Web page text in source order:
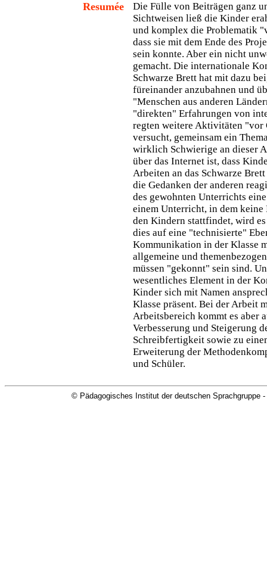
Resumée
Die Fülle von Beiträgen ganz
Sichtweisen ließ die Kinder
und komplex die Problematik
dass sie mit dem Ende des
sein konnte. Aber ein nicht
gemacht. Die internationale
Schwarze Brett hat mit dazu
füreinander anzubahnen und
"Menschen aus anderen
"direkten" Erfahrungen von
regten weitere Aktivitäten "vor
versucht, gemeinsam ein
wirklich Schwierige an dieser
über das Internet ist, dass
Arbeiten an das Schwarze
die Gedanken der anderen
des gewohnten Unterrichts
einem Unterricht, in dem
den Kindern stattfindet, wird
dies auf eine "technisierte"
Kommunikation in der Klasse
allgemeine und
müssen "gekonnt" sein sind.
wesentliches Element in der
Kinder sich mit Namen
Klasse präsent. Bei der Arbeit
Arbeitsbereich kommt es aber
Verbesserung und Steigerung
Schreibfertigkeit sowie zu
Erweiterung der
und Schüler.
© Pädagogisches Institut der deutschen Sprachgruppe